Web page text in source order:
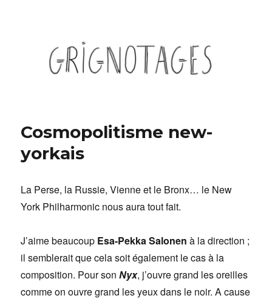
Cosmopolitisme new-
yorkais
La Perse, la Russie, Vienne et le Bronx… le New
York Philharmonic nous aura tout fait.
J’aime beaucoup Esa-Pekka Salonen à la direction ;
il semblerait que cela soit également le cas à la
composition. Pour sonNyx, j’ouvre grand les oreilles
comme on ouvre grand les yeux dans le noir. A cause